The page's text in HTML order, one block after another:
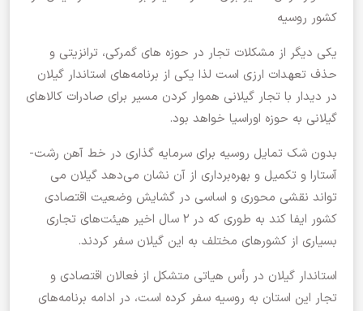
کشور روسیه
یکی دیگر از مشکلات تجار در حوزه های گمرکی، ترانزیتی و
حذف تعهدات ارزی است لذا یکی از برنامه‌های استاندار گیلان
در دیدار با تجار گیلانی هموار کردن مسیر برای صادرات کالاهای
گیلانی به حوزه اوراسیا خواهد بود.
بدون شک‌ تمایل روسیه برای سرمایه گذاری در خط آهن رشت-
آستارا و تکمیل و بهره‌برداری از آن نشان می‌دهد گیلان می
تواند نقشی محوری و اساسی در گشایش وضعیت اقتصادی
کشور ایفا کند به طوری که در ۲ سال اخیر هیئت‌های تجاری
بسیاری از کشورهای مختلف به این گیلان سفر کردند.
استاندار گیلان در رأس هیاتی متشکل از فعالان اقتصادی و
تجار این استان به روسیه سفر کرده است، در ادامه برنامه‌های